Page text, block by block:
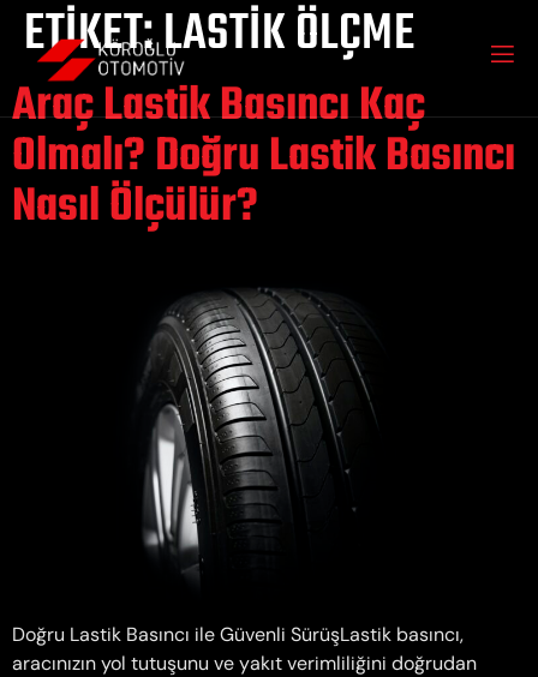
ETIKET:LASTIK ÖLÇME
Araç Lastik Basıncı Kaç
Olmalı? Doğru Lastik Basıncı
Nasıl Ölçülür?
Doğru Lastik Basıncı ile Güvenli SürüşLastik basıncı,
aracınızın yol tutuşunu ve yakıt verimliliğini doğrudan